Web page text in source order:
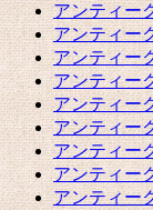
アンティー
アンティー
アンティー
アンティー
アンティー
アンティー
アンティー
アンティー
アンティー